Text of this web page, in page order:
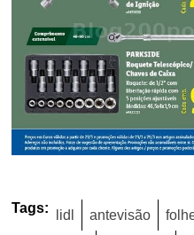
Tags: lidl antevisão